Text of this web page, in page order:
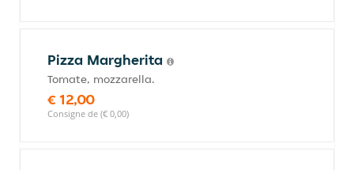
Pizza Margherita
Tomate, mozzarella.
€ 12,00
Consigne de (€ 0,00)